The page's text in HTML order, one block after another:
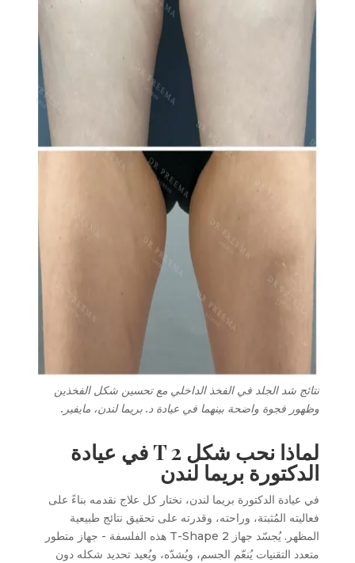
نتائج شد الجلد في الفخذ الداخلي مع تحسين شكل الفخذين
وظهور فجوة واضحة بينهما في عيادة د. بريما لندن، مايفير.
لماذا نحب شكل T 2 في عيادة
الدكتورة بريما لندن
في عيادة الدكتورة بريما لندن، نختار كل علاج نقدمه بناءً على
فعاليته المُثبتة، وراحته، وقدرته على تحقيق نتائج طبيعية
المظهر. يُجسّد جهاز T-Shape 2 هذه الفلسفة - جهاز متطور
متعدد التقنيات يُنعّم الجسم، ويُشدّه، ويُعيد تحديد شكله دون